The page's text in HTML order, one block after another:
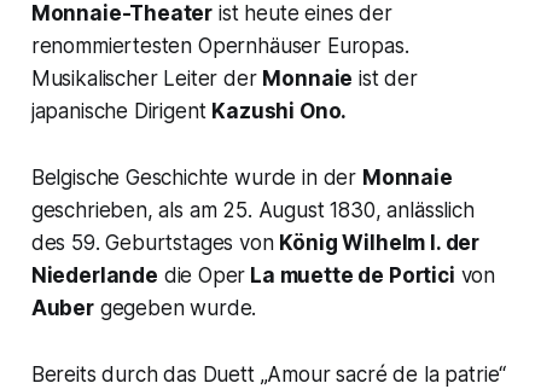
Monnaie-Theater ist heute eines der
renommiertesten Opernhäuser Europas.
Musikalischer Leiter der Monnaie ist der
japanische Dirigent Kazushi Ono.
Belgische Geschichte wurde in der Monnaie
geschrieben, als am 25. August 1830, anlässlich
des 59. Geburtstages von König Wilhelm I. der
Niederlande die Oper La muette de Portici von
Aubergegeben wurde.
Bereits durch das Duett „Amour sacré de la patrie“